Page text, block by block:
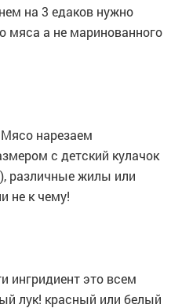
на 3 едаков нужно
мяса а не маринованного
нарезаем
с детский кулачок
различные жилы или
не к чему!
ингридиент это всем
лук! красный или белый